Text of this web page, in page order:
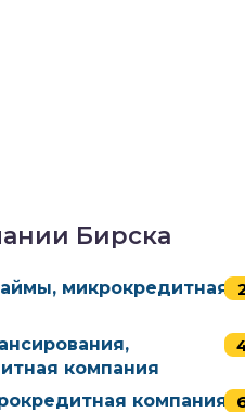
Бирска
микрокредитная
компания
компания